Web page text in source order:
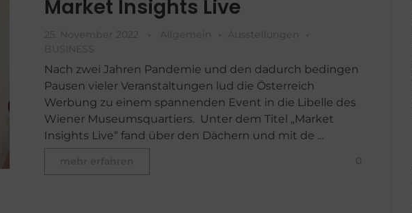
Market Insights Live
25. November 2022 Allgemein
Ausstellungen
BUSINESS
Nach zwei Jahren Pandemie und den dadurch bedingen
Pausen vieler Veranstaltungen lud die Österreich
Werbung zu einem spannenden Event in die Libelle des
Wiener Museumsquartiers. Unter dem Titel „Market
Insights Live“ fand über den Dächern und mit de ...
mehr erfahren 0